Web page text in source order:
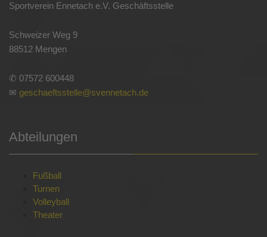
Sportverein Ennetach e.V. Geschäftsstelle
Schweizer Weg 9
88512 Mengen
✆ 07572 600448
✉ geschaeftsstelle@svennetach.de
Abteilungen
Fußball
Turnen
Volleyball
Theater